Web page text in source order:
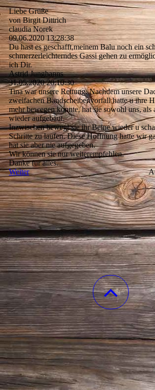
Liebe Grüße
von Birgit Dittrich
claudia Norek
09.06.2020 13:28:38
Du hast es geschafft,meinem Balu noch ein
schmerzerleichterndes Gassi gehen zu
ich Dir.
Astrid Junghanns
31.05.2020 20:10:30
Tina war unsere Rettung. Nachdem unsere
zweifachen Bandscheibenvorfall hatte u ihre
mehr bewegen konnte, hat sie sowohl uns, als
wieder aufgebaut.
Inzwischen bewegt sie ihr Beine wieder u
Schritte zu laufen. Diese Hoffnung hatte wir
hat sie aber nie aufgegeben.
Wir können sie nur weiterempfehlen.
Danke für alles.
Weiter